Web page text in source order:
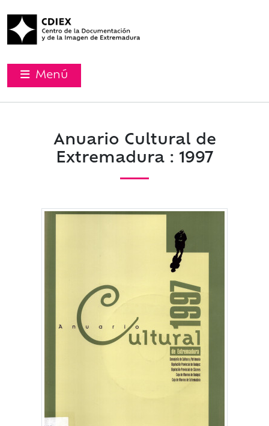
Menú
Anuario Cultural de
Extremadura : 1997